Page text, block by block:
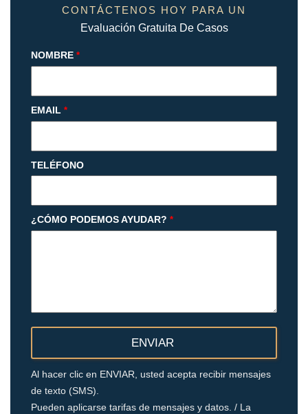
CONTÁCTENOS HOY PARA UN
Evaluación Gratuita De Casos
NOMBRE *
EMAIL *
TELÉFONO
¿CÓMO PODEMOS AYUDAR? *
Al hacer clic en ENVIAR, usted acepta recibir mensajes
de texto (SMS).
Pueden aplicarse tarifas de mensajes y datos. / La